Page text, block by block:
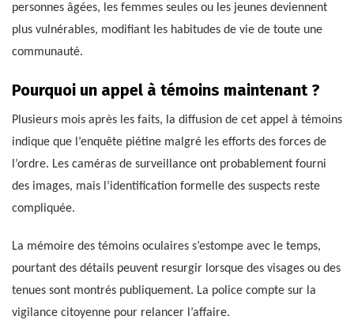
personnes âgées, les femmes seules ou les jeunes deviennent
plus vulnérables, modifiant les habitudes de vie de toute une
communauté.
Pourquoi un appel à témoins maintenant ?
Plusieurs mois après les faits, la diffusion de cet appel à témoins
indique que l’enquête piétine malgré les efforts des forces de
l’ordre. Les caméras de surveillance ont probablement fourni
des images, mais l’identification formelle des suspects reste
compliquée.
La mémoire des témoins oculaires s’estompe avec le temps,
pourtant des détails peuvent resurgir lorsque des visages ou des
tenues sont montrés publiquement. La police compte sur la
vigilance citoyenne pour relancer l’affaire.